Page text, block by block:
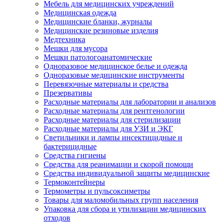
Мебель для медицинских учреждений
Медицинская одежда
Медицинские бланки, журналы
Медицинские резиновые изделия
Медтехника
Мешки для мусора
Мешки патологоанатомические
Одноразовое медицинское белье и одежда
Одноразовые медицинские инструменты
Перевязочные материалы и средства
Презервативы
Расходные материалы для лаборатории и анализов
Расходные материалы для рентгенологии
Расходные материалы для стерилизации
Расходные материалы для УЗИ и ЭКГ
Светильники и лампы инсектицидные и
бактерицидные
Средства гигиены
Средства для реанимации и скорой помощи
Средства индивидуальной защиты медицинские
Термоконтейнеры
Термометры и пульсоксиметры
Товары для маломобильных групп населения
Упаковка для сбора и утилизации медицинских
отходов